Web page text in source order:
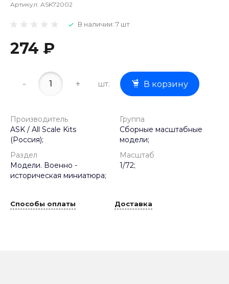
Артикул: ASK72002
В наличии: 7 шт
274 ₽
- + шт. В корзину
Производитель
ASK / All Scale Kits
(Россия);
Группа
Сборные масштабные
модели;
Раздел
Модели. Военно -
историческая миниатюра;
Масштаб
1/72;
Способы оплаты Доставка